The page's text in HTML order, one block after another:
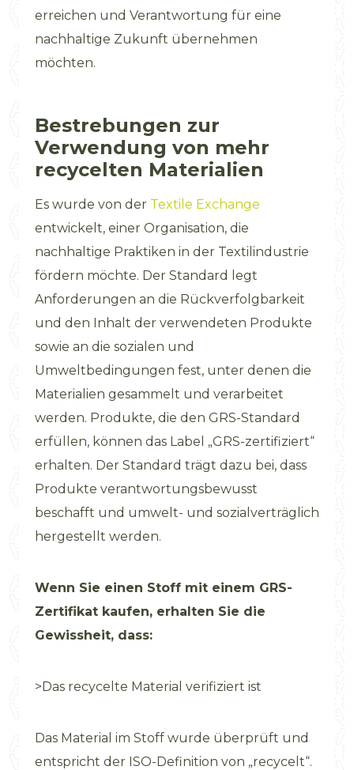
erreichen und Verantwortung für eine
nachhaltige Zukunft übernehmen
möchten.
Bestrebungen zur
Verwendung von mehr
recycelten Materialien
Es wurde von der Textile Exchange
entwickelt, einer Organisation, die
nachhaltige Praktiken in der Textilindustrie
fördern möchte. Der Standard legt
Anforderungen an die Rückverfolgbarkeit
und den Inhalt der verwendeten Produkte
sowie an die sozialen und
Umweltbedingungen fest, unter denen die
Materialien gesammelt und verarbeitet
werden. Produkte, die den GRS-Standard
erfüllen, können das Label „GRS-zertifiziert“
erhalten. Der Standard trägt dazu bei, dass
Produkte verantwortungsbewusst
beschafft und umwelt- und sozialverträglich
hergestellt werden.
Wenn Sie einen Stoff mit einem GRS-
Zertifikat kaufen, erhalten Sie die
Gewissheit, dass:
>Das recycelte Material verifiziert ist
Das Material im Stoff wurde überprüft und
entspricht der ISO-Definition von „recycelt“.